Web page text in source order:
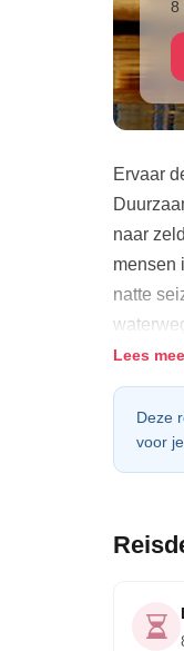
8
Ervaar
naar
mensen
natte
verblijf
diepe
Lees
Deze
voor